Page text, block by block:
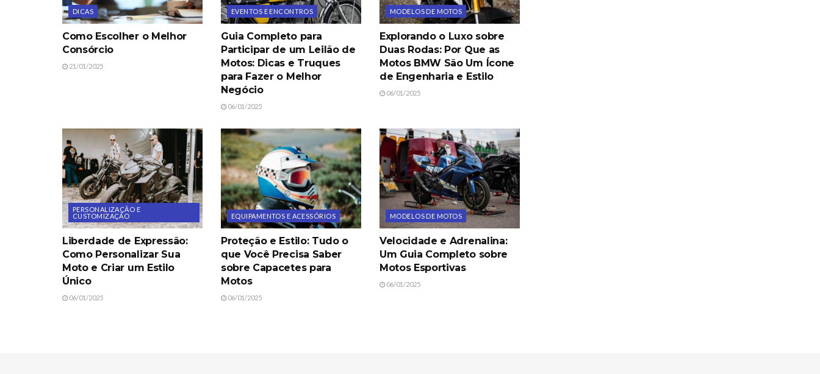
DICAS
Como Escolher o Melhor
Consórcio
21/01/2025
EVENTOS E ENCONTROS
Guia Completo para
Participar de um Leilão de
Motos: Dicas e Truques
para Fazer o Melhor
Negócio
06/01/2025
MODELOS DE MOTOS
Explorando o Luxo sobre
Duas Rodas: Por Que as
Motos BMW São Um Ícone
de Engenharia e Estilo
06/01/2025
PERSONALIZAÇÃO E
CUSTOMIZAÇÃO
Liberdade de Expressão:
Como Personalizar Sua
Moto e Criar um Estilo
Único
06/01/2025
EQUIPAMENTOS E ACESSÓRIOS
Proteção e Estilo: Tudo o
que Você Precisa Saber
sobre Capacetes para
Motos
06/01/2025
MODELOS DE MOTOS
Velocidade e Adrenalina:
Um Guia Completo sobre
Motos Esportivas
06/01/2025